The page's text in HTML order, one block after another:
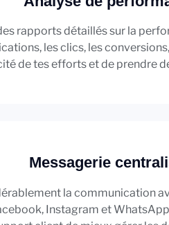
rapports détaillés sur la
les clics, les
de tes efforts et de prendre
Messagerie
la communication
Instagram et